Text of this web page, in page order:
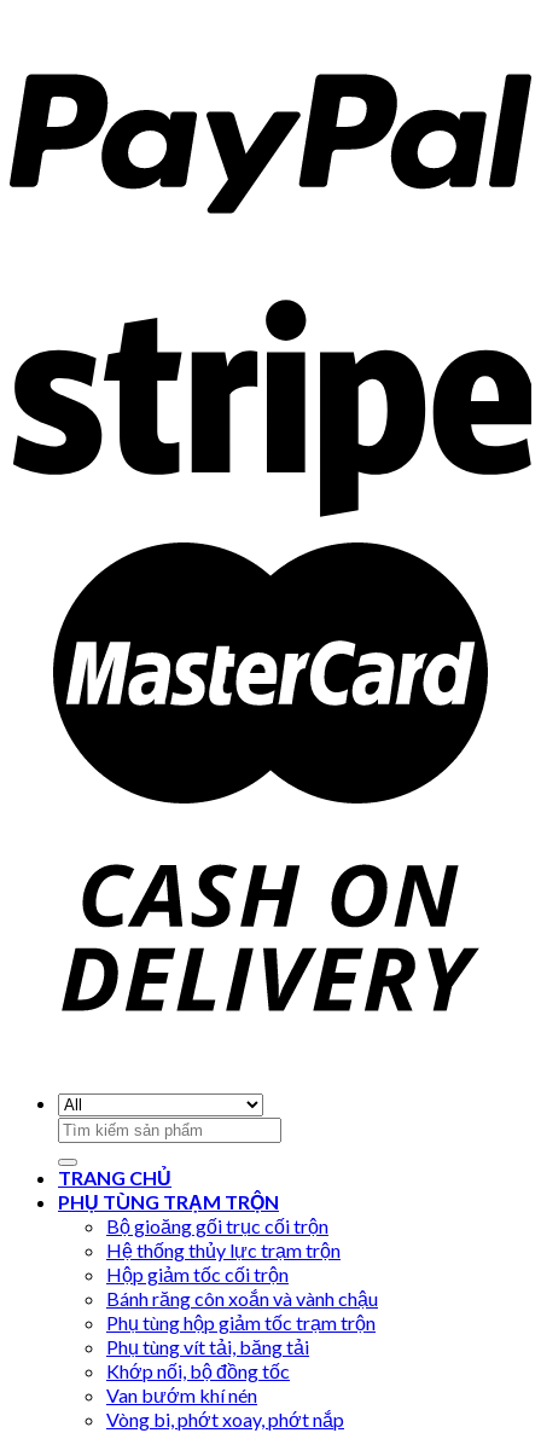
Search
for:
TRANG CHỦ
PHỤ TÙNG TRẠM TRỘN
Bộ gioăng gối trục cối trộn
Hệ thống thủy lực trạm trộn
Hộp giảm tốc cối trộn
Bánh răng côn xoắn và vành chậu
Phụ tùng hộp giảm tốc trạm trộn
Phụ tùng vít tải, băng tải
Khớp nối, bộ đồng tốc
Van bướm khí nén
Vòng bi, phớt xoay, phớt nắp